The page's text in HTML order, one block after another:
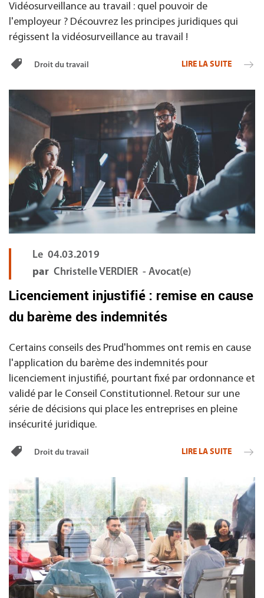
Vidéosurveillance au travail : quel pouvoir de
l'employeur ? Découvrez les principes juridiques qui
régissent la vidéosurveillance au travail !
Droit du travail LIRE LA SUITE
Le 04.03.2019
par Christelle VERDIER - Avocat(e)
Licenciement injustifié : remise en cause
du barème des indemnités
Certains conseils des Prud'hommes ont remis en cause
l'application du barème des indemnités pour
licenciement injustifié, pourtant fixé par ordonnance et
validé par le Conseil Constitutionnel. Retour sur une
série de décisions qui place les entreprises en pleine
insécurité juridique.
Droit du travail LIRE LA SUITE